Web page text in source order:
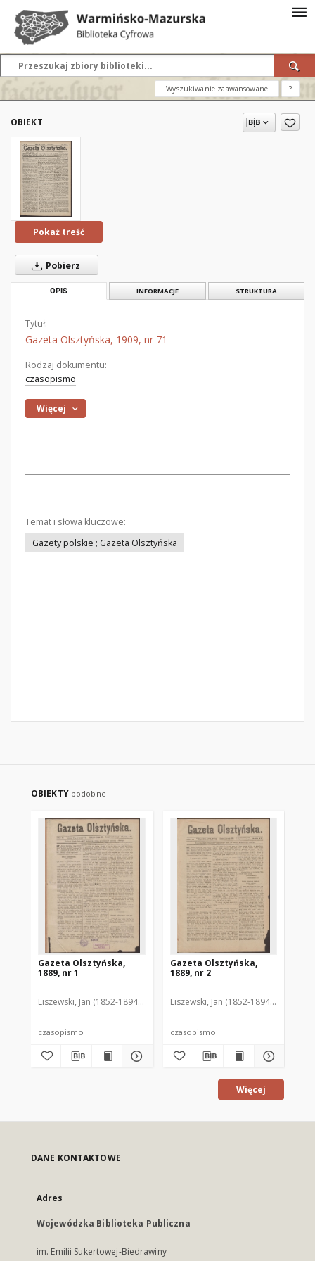
Wyszukiwanie zaawansowane ?
OBIEKT
Pokaż treść
Pobierz
OPIS INFORMACJE STRUKTURA
Tytuł:
Gazeta Olsztyńska, 1909, nr 71
Rodzaj dokumentu:
czasopismo
Więcej
Temat i słowa kluczowe:
Gazety polskie ; Gazeta Olsztyńska
OBIEKTY podobne
Gazeta Olsztyńska,
1889, nr 1
Liszewski, Jan (1852-1894). Red.
czasopismo
Gazeta Olsztyńska,
1889, nr 2
Liszewski, Jan (1852-1894). Red.
czasopismo
Więcej
DANE KONTAKTOWE
Adres
Wojewódzka Biblioteka Publiczna
im. Emilii Sukertowej-Biedrawiny